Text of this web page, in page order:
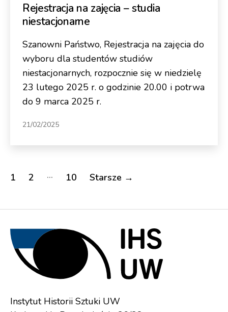
Rejestracja na zajęcia – studia
niestacjonarne
Szanowni Państwo, Rejestracja na zajęcia do
wyboru dla studentów studiów
niestacjonarnych, rozpocznie się w niedzielę
23 lutego 2025 r. o godzinie 20.00 i potrwa
do 9 marca 2025 r.
21/02/2025
Nawigacja
wpisach
1 2 … 10 Starsze →
Instytut Historii Sztuki UW